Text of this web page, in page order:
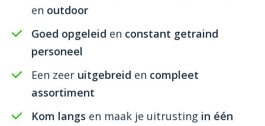
en outdoor
Goed opgeleid en constant getraind
personeel
Een zeer uitgebreid en compleet
assortiment
Kom langs en maak je uitrusting in één